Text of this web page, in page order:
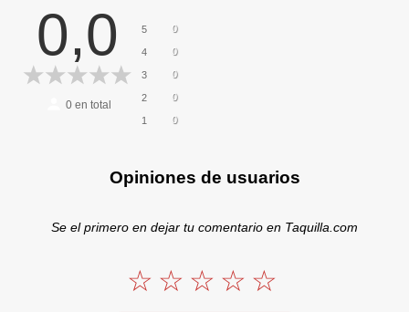
0,0
0en total
5 0
4 0
3 0
2 0
1 0
Opiniones de usuarios
Se el primero en dejar tu comentario en Taquilla.com